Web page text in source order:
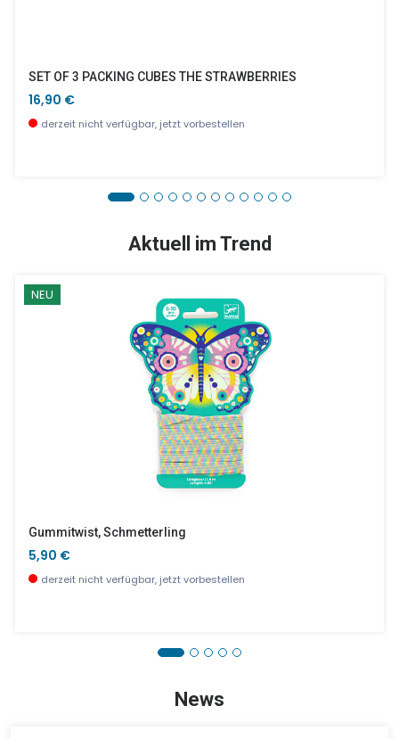
SET OF 3 PACKING CUBES THE STRAWBERRIES
16,90 €
derzeit nicht verfügbar, jetzt vorbestellen
Werbetafel Alu - Arts & Crafts
Aktuell im Trend
NEU
Gummitwist, Schmetterling
5,90 €
derzeit nicht verfügbar, jetzt vorbestellen
News